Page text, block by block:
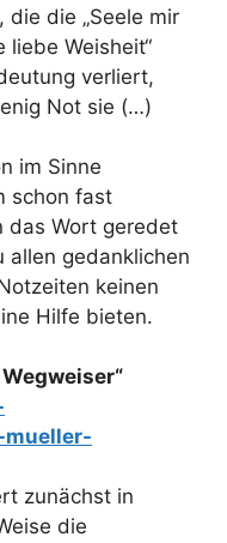
die die „Seele mir
liebe Weisheit“
verliert,
Not sie (…)
im Sinne
schon fast
das Wort geredet
allen gedanklichen
keinen
Hilfe bieten.
zunächst in
die